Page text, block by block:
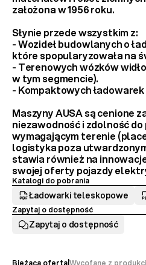
założona w 1956 roku.
Słynie przede wszystkim z:
- Wozideł budowlanych o
które spopularyzowała na
- Terenowych wózków
w tym segmencie).
- Kompaktowych
Maszyny AUSA są cenione
niezawodność i zdolność
wymagającym terenie
logistyka poza
stawia również na
swojej oferty pojazdy
Katalogi do pobrania
Ładowarki teleskopowe
Zapytaj o dostępność
Zapytaj o dostępność
Bieżąca ofertaWycofane z